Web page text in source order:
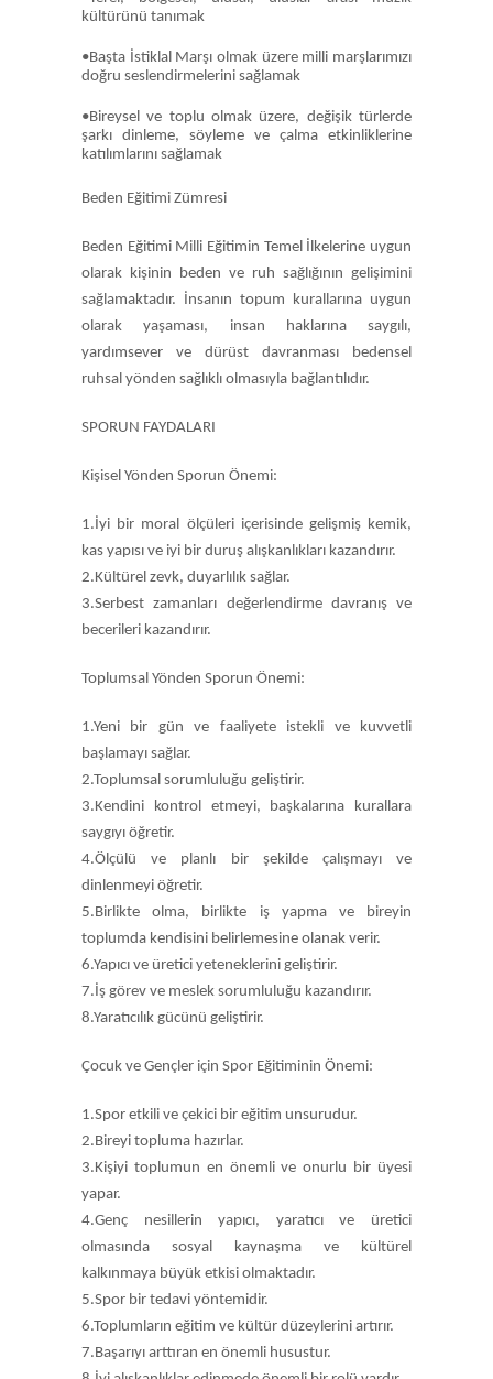
kültürünü tanımak
•Başta İstiklal Marşı olmak üzere milli marşlarımızı
doğru seslendirmelerini sağlamak
•Bireysel ve toplu olmak üzere, değişik türlerde
şarkı dinleme, söyleme ve çalma etkinliklerine
katılımlarını sağlamak
Beden Eğitimi Zümresi
Beden Eğitimi Milli Eğitimin Temel İlkelerine uygun
olarak kişinin beden ve ruh sağlığının gelişimini
sağlamaktadır. İnsanın topum kurallarına uygun
olarak yaşaması, insan haklarına saygılı,
yardımsever ve dürüst davranması bedensel
ruhsal yönden sağlıklı olmasıyla bağlantılıdır.
SPORUN FAYDALARI
Kişisel Yönden Sporun Önemi:
1.İyi bir moral ölçüleri içerisinde gelişmiş kemik,
kas yapısı ve iyi bir duruş alışkanlıkları kazandırır.
2.Kültürel zevk, duyarlılık sağlar.
3.Serbest zamanları değerlendirme davranış ve
becerileri kazandırır.
Toplumsal Yönden Sporun Önemi:
1.Yeni bir gün ve faaliyete istekli ve kuvvetli
başlamayı sağlar.
2.Toplumsal sorumluluğu geliştirir.
3.Kendini kontrol etmeyi, başkalarına kurallara
saygıyı öğretir.
4.Ölçülü ve planlı bir şekilde çalışmayı ve
dinlenmeyi öğretir.
5.Birlikte olma, birlikte iş yapma ve bireyin
toplumda kendisini belirlemesine olanak verir.
6.Yapıcı ve üretici yeteneklerini geliştirir.
7.İş görev ve meslek sorumluluğu kazandırır.
8.Yaratıcılık gücünü geliştirir.
Çocuk ve Gençler için Spor Eğitiminin Önemi:
1.Spor etkili ve çekici bir eğitim unsurudur.
2.Bireyi topluma hazırlar.
3.Kişiyi toplumun en önemli ve onurlu bir üyesi
yapar.
4.Genç nesillerin yapıcı, yaratıcı ve üretici
olmasında sosyal kaynaşma ve kültürel
kalkınmaya büyük etkisi olmaktadır.
5.Spor bir tedavi yöntemidir.
6.Toplumların eğitim ve kültür düzeylerini artırır.
7.Başarıyı arttıran en önemli husustur.